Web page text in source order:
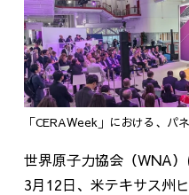
「CERAWeek」における、
世界原子力協会（WNA
3月12日、米テキサス州